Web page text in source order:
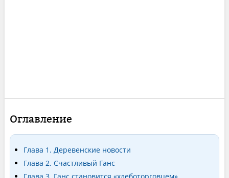
Оглавление
Глава 1. Деревенские новости
Глава 2. Счастливый Ганс